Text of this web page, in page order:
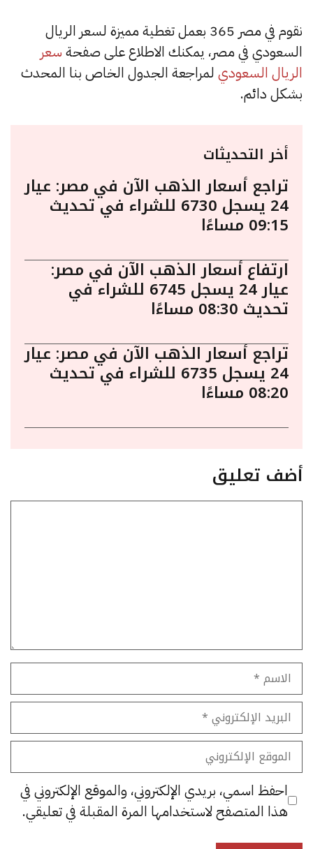
نقوم في مصر 365 بعمل تغطية مميزة لسعر الريال
السعودي في مصر، يمكنك الاطلاع على صفحة سعر
الريال السعودي لمراجعة الجدول الخاص بنا المحدث
بشكل دائم.
أخر التحديثات
تراجع أسعار الذهب الآن في مصر: عيار
24 يسجل 6730 للشراء في تحديث
09:15 مساءًا
ارتفاع أسعار الذهب الآن في مصر:
عيار 24 يسجل 6745 للشراء في
تحديث 08:30 مساءًا
تراجع أسعار الذهب الآن في مصر: عيار
24 يسجل 6735 للشراء في تحديث
08:20 مساءًا
أضف تعليق
الاسم
البريد
الإلكتروني
الموقع
الإلكتروني
احفظ اسمي، بريدي الإلكتروني، والموقع الإلكتروني في
هذا المتصفح لاستخدامها المرة المقبلة في تعليقي.